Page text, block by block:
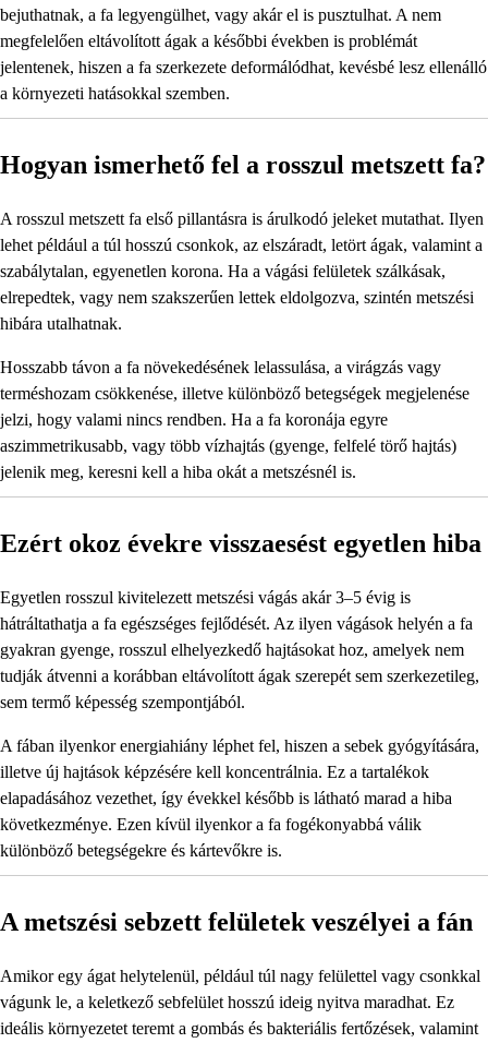
bejuthatnak, a fa legyengülhet, vagy akár el is pusztulhat. A nem
megfelelően eltávolított ágak a későbbi években is problémát
jelentenek, hiszen a fa szerkezete deformálódhat, kevésbé lesz ellenálló
a környezeti hatásokkal szemben.
Hogyan ismerhető fel a rosszul metszett fa?
A rosszul metszett fa első pillantásra is árulkodó jeleket mutathat. Ilyen
lehet például a túl hosszú csonkok, az elszáradt, letört ágak, valamint a
szabálytalan, egyenetlen korona. Ha a vágási felületek szálkásak,
elrepedtek, vagy nem szakszerűen lettek eldolgozva, szintén metszési
hibára utalhatnak.
Hosszabb távon a fa növekedésének lelassulása, a virágzás vagy
terméshozam csökkenése, illetve különböző betegségek megjelenése
jelzi, hogy valami nincs rendben. Ha a fa koronája egyre
aszimmetrikusabb, vagy több vízhajtás (gyenge, felfelé törő hajtás)
jelenik meg, keresni kell a hiba okát a metszésnél is.
Ezért okoz évekre visszaesést egyetlen hiba
Egyetlen rosszul kivitelezett metszési vágás akár 3–5 évig is
hátráltathatja a fa egészséges fejlődését. Az ilyen vágások helyén a fa
gyakran gyenge, rosszul elhelyezkedő hajtásokat hoz, amelyek nem
tudják átvenni a korábban eltávolított ágak szerepét sem szerkezetileg,
sem termő képesség szempontjából.
A fában ilyenkor energiahiány léphet fel, hiszen a sebek gyógyítására,
illetve új hajtások képzésére kell koncentrálnia. Ez a tartalékok
elapadásához vezethet, így évekkel később is látható marad a hiba
következménye. Ezen kívül ilyenkor a fa fogékonyabbá válik
különböző betegségekre és kártevőkre is.
A metszési sebzett felületek veszélyei a fán
Amikor egy ágat helytelenül, például túl nagy felülettel vagy csonkkal
vágunk le, a keletkező sebfelület hosszú ideig nyitva maradhat. Ez
ideális környezetet teremt a gombás és bakteriális fertőzések, valamint